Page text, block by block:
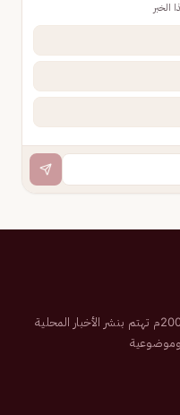
الخبر
صحيفة إلكترونية سعودية تم تأسيسها عام 2007م تهتم بنشر الأخبار المحلية
وموضوعية